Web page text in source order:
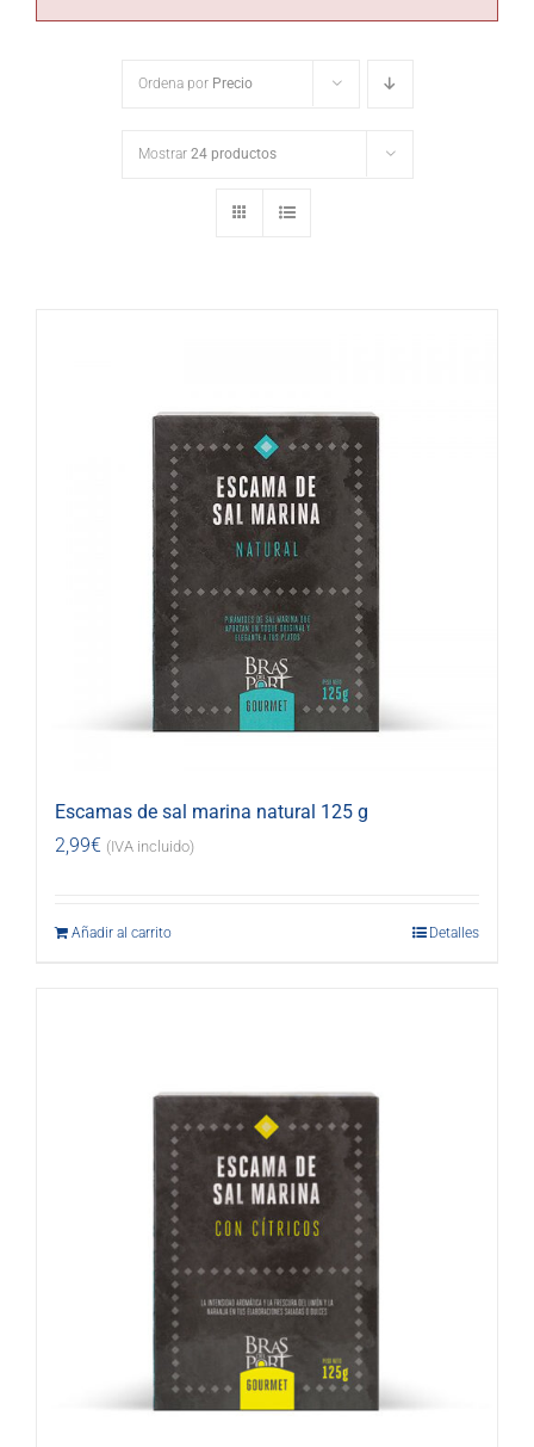
Ordena por Precio
Mostrar 24 productos
Escamas de sal marina natural 125 g
2,99€ (IVA incluido)
Añadir al carrito Detalles